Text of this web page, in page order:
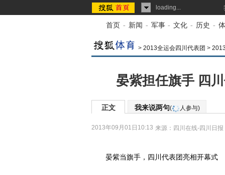
loading...
首页 - 新闻 - 军事 - 文化 - 历史 -
> 2013全运会四川代表团 >
晏紫担任旗手 四
正文 我来说两句( 人参与)
2013年09月01日10:13 来源： 四川在线-四川日报
晏紫当旗手，四川代表团亮相开幕式